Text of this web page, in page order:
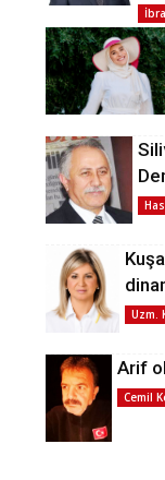
Uzm.
Arif
Cemil